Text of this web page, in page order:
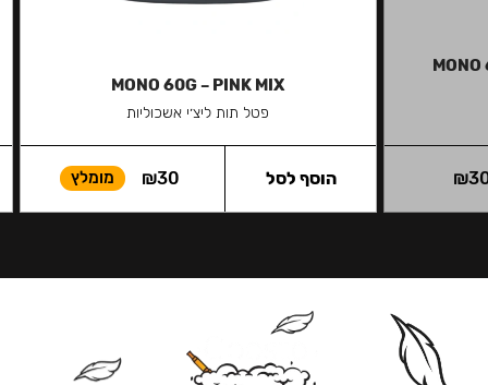
MONO
₪
MONO 60G – PINK MIX
פטל תות ליצ׳י אשכוליות
₪30 מומלץ הוסף לסל